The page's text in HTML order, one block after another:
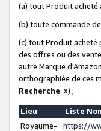
(a) tout Produit
(b) toute commande
(c) tout Produit acheté
des offres ou des
autre Marque
orthographiée de ces
Recherche ») ;
Lieu
Liste
Royaume-
https://